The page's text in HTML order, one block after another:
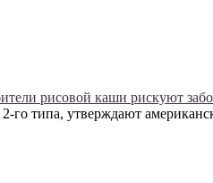
рисовой каши рискуют
го типа, утверждают